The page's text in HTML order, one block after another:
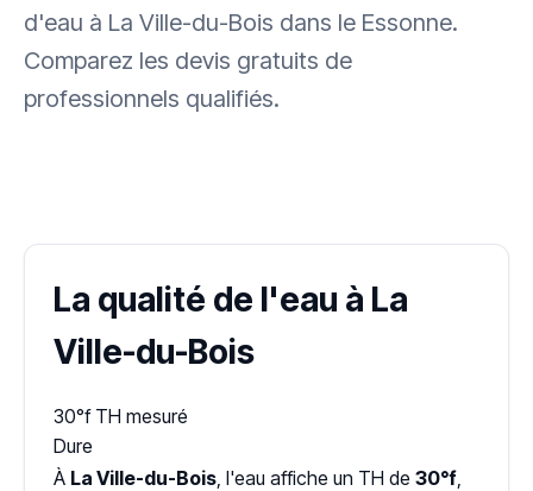
d'eau à La Ville-du-Bois dans le Essonne.
Comparez les devis gratuits de
professionnels qualifiés.
La qualité de l'eau à La
Ville-du-Bois
30°f TH mesuré
Dure
À La Ville-du-Bois, l'eau affiche un TH de 30°f,